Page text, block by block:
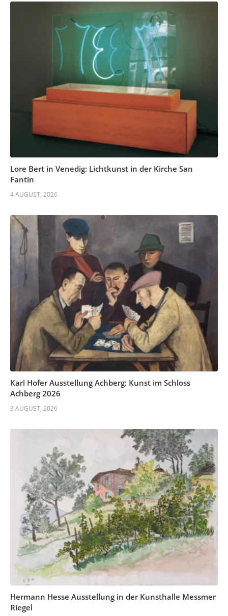
Lore Bert in Venedig: Lichtkunst in der Kirche San
Fantin
4 AUGUST, 2026
Karl Hofer Ausstellung Achberg: Kunst im Schloss
Achberg 2026
3 AUGUST, 2026
Hermann Hesse Ausstellung in der Kunsthalle Messmer
Riegel